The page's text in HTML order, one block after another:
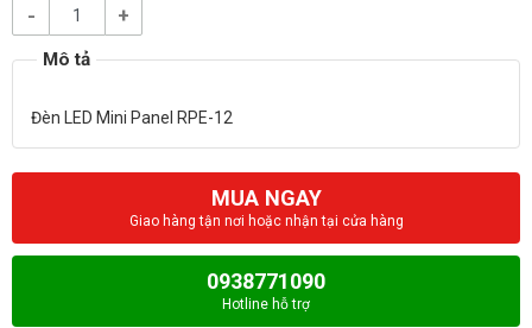
- +
MUA NGAY
Giao hàng tận nơi hoặc nhận tại cửa hàng
0938771090
Hotline hỗ trợ